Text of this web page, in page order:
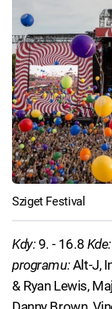
Sziget Festival
Kdy:9. - 16.8 Kde:
programu:Alt-J,
& Ryan Lewis,